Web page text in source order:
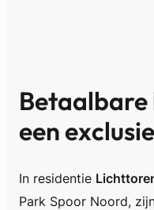
Betaalbare
een
In residentie
Park Spoor Noord,